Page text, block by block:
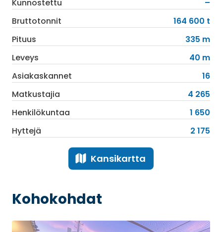
Kunnostettu
–
Bruttotonnit
164 600 t
Pituus
335 m
Leveys
40 m
Asiakaskannet
16
Matkustajia
4 265
Henkilökuntaa
1 650
Hyttejä
2 175
Kansikartta
Kohokohdat